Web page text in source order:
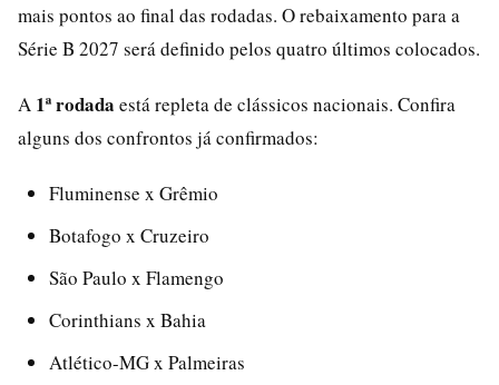
mais pontos ao final das rodadas. O rebaixamento para a
Série B 2027 será definido pelos quatro últimos colocados.
A 1ª rodada está repleta de clássicos nacionais. Confira
alguns dos confrontos já confirmados:
Fluminense x Grêmio
Botafogo x Cruzeiro
São Paulo x Flamengo
Corinthians x Bahia
Atlético-MG x Palmeiras